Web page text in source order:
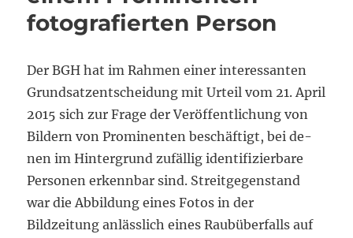
fotografierten Person
Der BGH hat im Rahmen einer interessanten
Grundsatzentscheidung mit Urteil vom 21. April
2015 sich zur Frage der Veröffentlichung von
Bildern von Prominenten beschäftigt, bei de-
nen im Hintergrund zufällig identifizierbare
Personen erkennbar sind. Streitgegenstand
war die Abbildung eines Fotos in der
Bildzeitung anlässlich eines Raubüberfalls auf